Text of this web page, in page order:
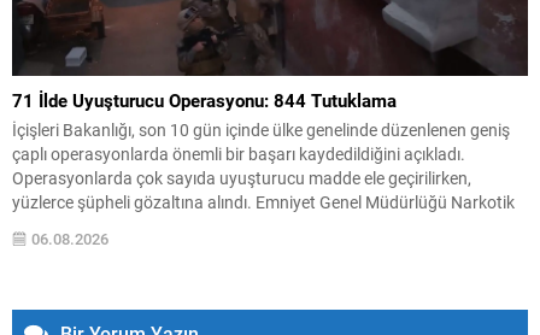
71 İlde Uyuşturucu Operasyonu: 844 Tutuklama
İçişleri Bakanlığı, son 10 gün içinde ülke genelinde düzenlenen geniş
çaplı operasyonlarda önemli bir başarı kaydedildiğini açıkladı.
Operasyonlarda çok sayıda uyuşturucu madde ele geçirilirken,
yüzlerce şüpheli gözaltına alındı. Emniyet Genel Müdürlüğü Narkotik
Suçlarla Mücadele Başkanlığı ile Cumhuriyet Başsavcılıkları
koordinasyonunda yürütülen çalışmalarda, 71 ilde uyuşturucu ticareti
06.08.2026